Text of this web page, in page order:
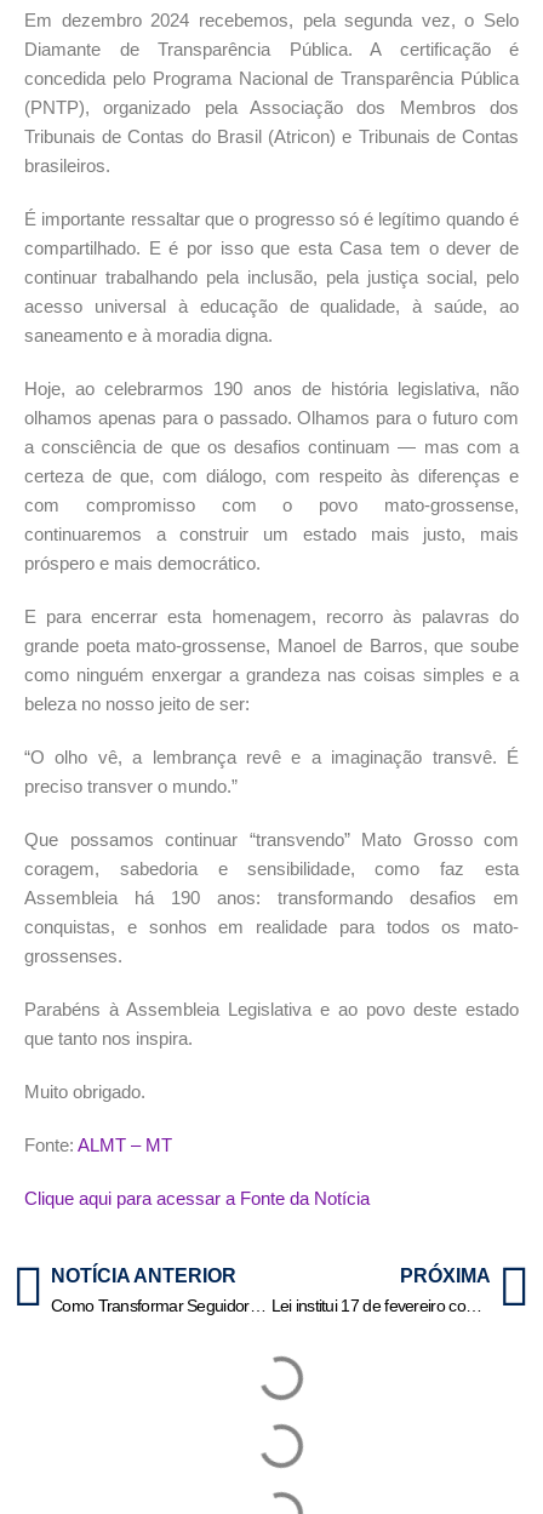
Em dezembro 2024 recebemos, pela segunda vez, o Selo
Diamante de Transparência Pública. A certificação é
concedida pelo Programa Nacional de Transparência Pública
(PNTP), organizado pela Associação dos Membros dos
Tribunais de Contas do Brasil (Atricon) e Tribunais de Contas
brasileiros.
É importante ressaltar que o progresso só é legítimo quando é
compartilhado. E é por isso que esta Casa tem o dever de
continuar trabalhando pela inclusão, pela justiça social, pelo
acesso universal à educação de qualidade, à saúde, ao
saneamento e à moradia digna.
Hoje, ao celebrarmos 190 anos de história legislativa, não
olhamos apenas para o passado. Olhamos para o futuro com
a consciência de que os desafios continuam — mas com a
certeza de que, com diálogo, com respeito às diferenças e
com compromisso com o povo mato-grossense,
continuaremos a construir um estado mais justo, mais
próspero e mais democrático.
E para encerrar esta homenagem, recorro às palavras do
grande poeta mato-grossense, Manoel de Barros, que soube
como ninguém enxergar a grandeza nas coisas simples e a
beleza no nosso jeito de ser:
“O olho vê, a lembrança revê e a imaginação transvê. É
preciso transver o mundo.”
Que possamos continuar “transvendo” Mato Grosso com
coragem, sabedoria e sensibilidade, como faz esta
Assembleia há 190 anos: transformando desafios em
conquistas, e sonhos em realidade para todos os mato-
grossenses.
Parabéns à Assembleia Legislativa e ao povo deste estado
que tanto nos inspira.
Muito obrigado.
Fonte: ALMT – MT
Clique aqui para acessar a Fonte da Notícia
NOTÍCIA ANTERIOR
Como Transformar Seguidores em Clientes?
PRÓXIMA
Lei institui 17 de fevereiro como Dia Nacional da Axé Music